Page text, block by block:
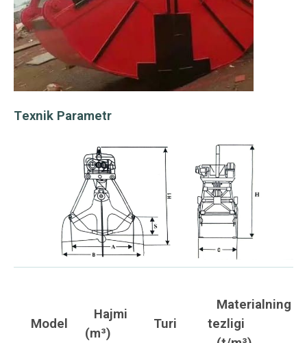
Texnik Parametr
Model
Hajmi
(m³)
Turi
Materialning
tezligi